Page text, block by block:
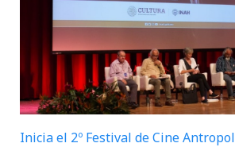
Inicia el 2º Festival de Cine